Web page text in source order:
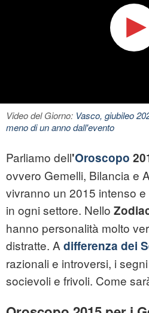
Video del Giorno: Vasco, giubileo
meno di un anno dall'evento
Parliamo dell'Oroscopo
ovvero Gemelli, Bilancia e
vivranno un 2015 intenso
in ogni settore. Nello
hanno personalità molto
distratte. A differenza dei
razionali e introversi, i
socievoli e frivoli. Come